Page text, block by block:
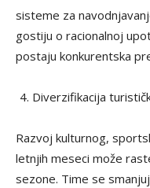
sisteme za
gostiju o racionalnoj
postaju konkurentska
Diverzifikacija
Razvoj kulturnog,
letnjih meseci može
sezone. Time se